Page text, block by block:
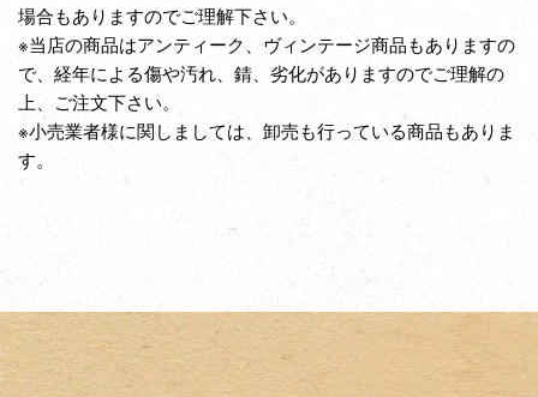
場合もありますのでご理解下さい。
※当店の商品はアンティーク、ヴィンテージ商品もありますの
で、経年による傷や汚れ、錆、劣化がありますのでご理解の
上、ご注文下さい。
※小売業者様に関しましては、卸売も行っている商品もありま
す。